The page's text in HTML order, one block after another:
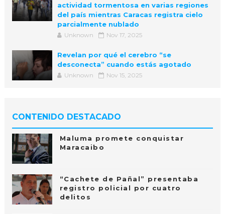
actividad tormentosa en varias regiones
del país mientras Caracas registra cielo
parcialmente nublado
Unknown Nov 17, 2025
Revelan por qué el cerebro “se
desconecta” cuando estás agotado
Unknown Nov 15, 2025
CONTENIDO DESTACADO
Maluma promete conquistar
Maracaibo
“Cachete de Pañal” presentaba
registro policial por cuatro
delitos